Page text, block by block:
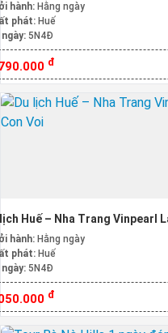
hành: Hằng ngày
phát: Huế
5N4Đ
đ
Huế – Nha Trang Vinpearl
hành: Hằng ngày
phát: Huế
5N4Đ
đ